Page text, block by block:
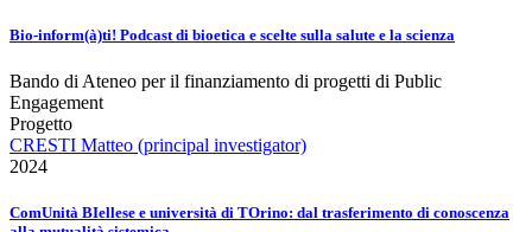
Bio-inform(à)ti! Podcast di bioetica e scelte sulla salute e la scienza
Bando di Ateneo per il finanziamento di progetti di Public
Engagement
Progetto
CRESTI Matteo (principal investigator)
2024
ComUnità BIellese e università di TOrino: dal trasferimento di conoscenza